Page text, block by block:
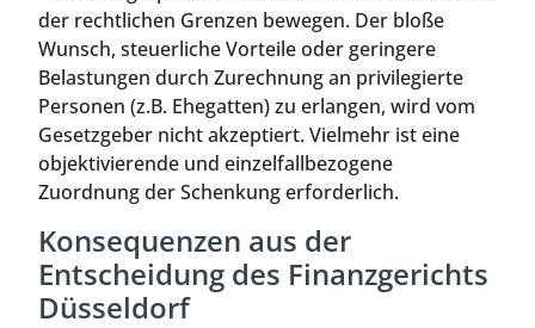
der rechtlichen Grenzen bewegen. Der bloße
Wunsch, steuerliche Vorteile oder geringere
Belastungen durch Zurechnung an privilegierte
Personen (z.B. Ehegatten) zu erlangen, wird vom
Gesetzgeber nicht akzeptiert. Vielmehr ist eine
objektivierende und einzelfallbezogene
Zuordnung der Schenkung erforderlich.
Konsequenzen aus der
Entscheidung des Finanzgerichts
Düsseldorf